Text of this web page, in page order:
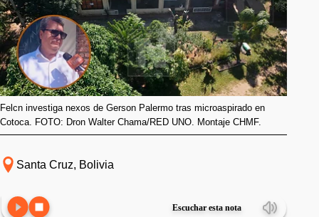
Felcn investiga nexos de Gerson Palermo tras microaspirado en
Cotoca. FOTO: Dron Walter Chama/RED UNO. Montaje CHMF.
Santa Cruz, Bolivia
Escuchar esta nota